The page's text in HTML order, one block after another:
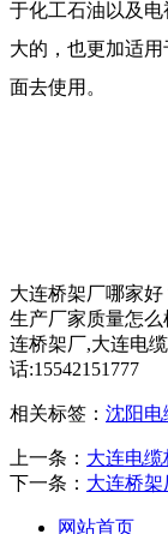
于化工石油以及
大的，也更加适
面去使用。
大连桥架厂哪家
生产厂家质量怎
连桥架厂,大连电
话:15542151777
相关标签： 沈阳电
上一条： 大连电缆
下一条： 大连桥架
网站首页